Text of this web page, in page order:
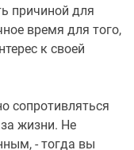
причиной для
время для того,
к своей
сопротивляться
жизни. Не
- тогда вы